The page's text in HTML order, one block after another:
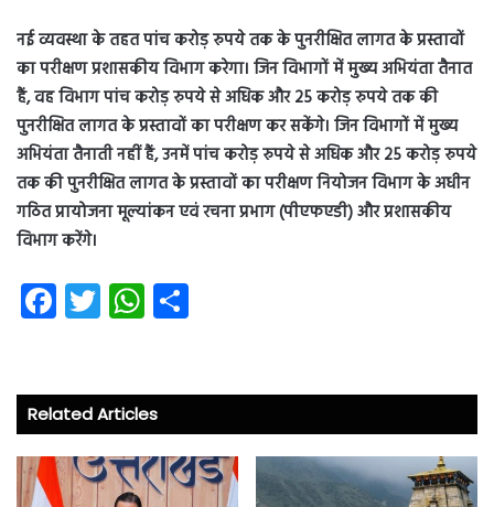
नई व्यवस्था के तहत पांच करोड़ रुपये तक के पुनरीक्षित लागत के प्रस्तावों
का परीक्षण प्रशासकीय विभाग करेगा। जिन विभागों में मुख्य अभियंता तैनात
हैं, वह विभाग पांच करोड़ रुपये से अधिक और 25 करोड़ रुपये तक की
पुनरीक्षित लागत के प्रस्तावों का परीक्षण कर सकेंगे। जिन विभागों में मुख्य
अभियंता तैनाती नहीं हैं, उनमें पांच करोड़ रुपये से अधिक और 25 करोड़ रुपये
तक की पुनरीक्षित लागत के प्रस्तावों का परीक्षण नियोजन विभाग के अधीन
गठित प्रायोजना मूल्यांकन एवं रचना प्रभाग (पीएफएडी) और प्रशासकीय
विभाग करेंगे।
Fa
ce
o
ok
T
wi
er
W
ha
A
p
p
Related Articles